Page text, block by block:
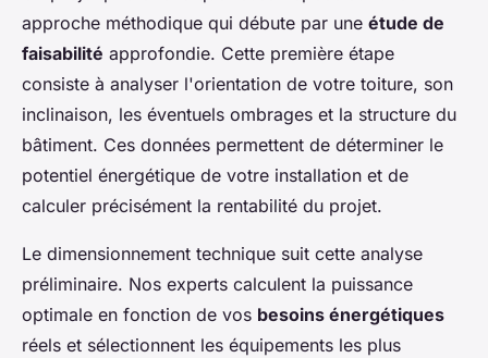
approche méthodique qui débute par une étude de
faisabilité approfondie. Cette première étape
consiste à analyser l'orientation de votre toiture, son
inclinaison, les éventuels ombrages et la structure du
bâtiment. Ces données permettent de déterminer le
potentiel énergétique de votre installation et de
calculer précisément la rentabilité du projet.
Le dimensionnement technique suit cette analyse
préliminaire. Nos experts calculent la puissance
optimale en fonction de vos besoins énergétiques
réels et sélectionnent les équipements les plus